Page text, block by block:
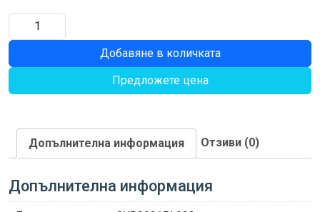
количество
за
Добавяне в количката
Предложете цена
Допълнителна информация Отзиви (0)
Допълнителна информация